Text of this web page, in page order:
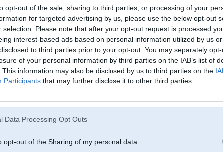
opt-out of the sale, sharing to third parties, or processing of your
for targeted advertising by us, please use the below opt-out
selection. Please note that after your opt-out request is processed
interest-based ads based on personal information utilized by us
to third parties prior to your opt-out. You may separately
of your personal information by third parties on the IAB’s list of
This information may also be disclosed by us to third parties on the
Participants that may further disclose it to other third parties.
Data Processing Opt Outs
opt-out of the Sharing of my personal data.
04 Oct 2012, 11:48:41 eddie rakstīja:
Pats kādreiz
paskatoties crash testus, sametās šķērmi ap dūšu. Testus skatījos, kad
labojams vairs nebija, taču mēs, četri cilvēki, bez skrambām. Kad